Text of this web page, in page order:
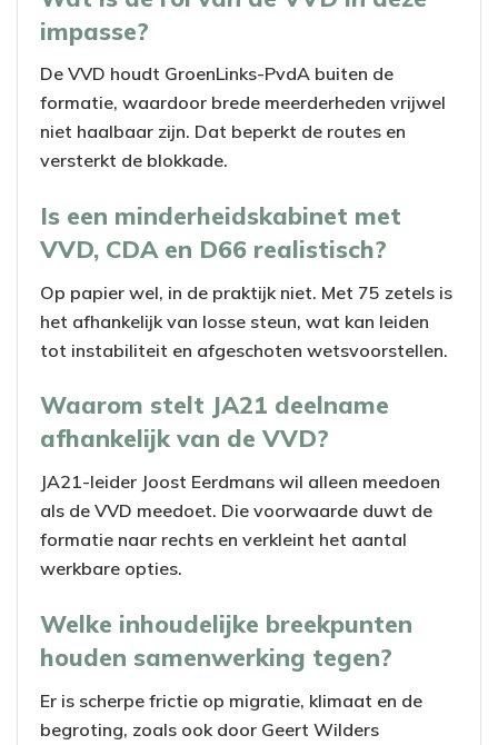
impasse?
De VVD houdt GroenLinks-PvdA buiten de
formatie, waardoor brede meerderheden vrijwel
niet haalbaar zijn. Dat beperkt de routes en
versterkt de blokkade.
Is een minderheidskabinet met
VVD, CDA en D66 realistisch?
Op papier wel, in de praktijk niet. Met 75 zetels is
het afhankelijk van losse steun, wat kan leiden
tot instabiliteit en afgeschoten wetsvoorstellen.
Waarom stelt JA21 deelname
afhankelijk van de VVD?
JA21-leider Joost Eerdmans wil alleen meedoen
als de VVD meedoet. Die voorwaarde duwt de
formatie naar rechts en verkleint het aantal
werkbare opties.
Welke inhoudelijke breekpunten
houden samenwerking tegen?
Er is scherpe frictie op migratie, klimaat en de
begroting, zoals ook door Geert Wilders